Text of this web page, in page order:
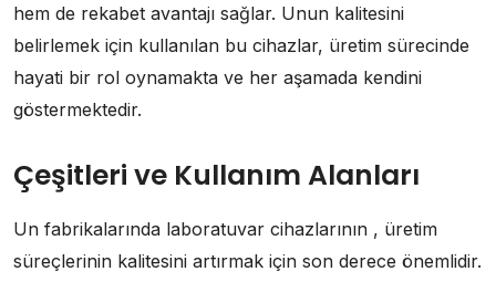
hem de rekabet avantajı sağlar. Unun kalitesini
belirlemek için kullanılan bu cihazlar, üretim sürecinde
hayati bir rol oynamakta ve her aşamada kendini
göstermektedir.
Çeşitleri ve Kullanım Alanları
Un fabrikalarında laboratuvar cihazlarının , üretim
süreçlerinin kalitesini artırmak için son derece önemlidir.